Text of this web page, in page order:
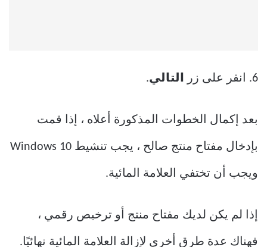
6. انقر على زر التالي.
بعد إكمال الخطوات المذكورة أعلاه ، إذا قمت
بإدخال مفتاح منتج صالح ، يجب تنشيط Windows 10
ويجب أن تختفي العلامة المائية.
إذا لم يكن لديك مفتاح منتج أو ترخيص رقمي ،
فهناك عدة طرق أخرى لإزالة العلامة المائية نهائيًا.